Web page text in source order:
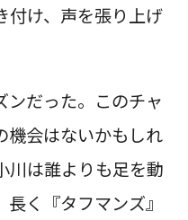
付け、声を張り上げ
ンだった。このチャ
機会はないかもしれ
川は誰よりも足を動
く『タフマンズ』